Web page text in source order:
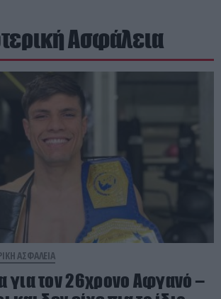
Ασφάλεια
ΑΣΦΑΛΕΙΑ
για τον 26χρονο Αφγανό –